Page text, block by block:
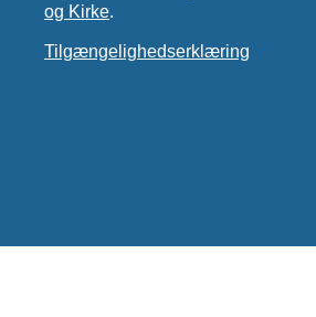
og Kirke.
Tilgængelighedserklæring